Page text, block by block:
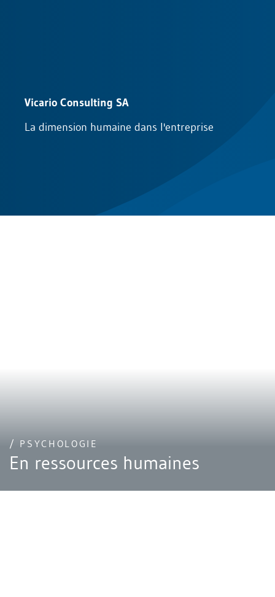
Vicario Consulting SA
La dimension humaine dans l'entreprise
/ PSYCHOLOGIE
En ressources humaines